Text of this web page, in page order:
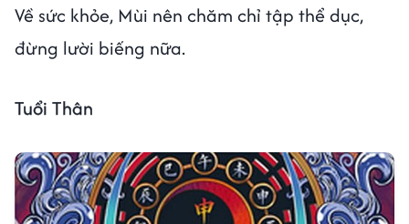
Về sức khỏe, Mùi nên chăm chỉ tập thể dục,
đừng lười biếng nữa.
Tuổi Thân